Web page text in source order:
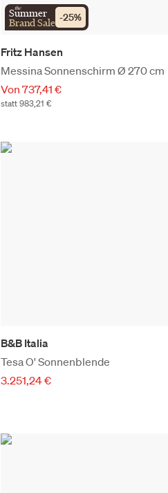
the
Summer
Brand Sale -25%
Fritz Hansen
Messina Sonnenschirm Ø 270 cm
Von 737,41 €
statt 983,21 €
B&B Italia
Tesa O' Sonnenblende
3.251,24 €